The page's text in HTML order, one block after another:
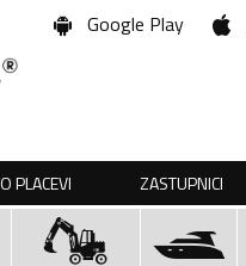
Google Play
PLACEVI ZASTUPNICI